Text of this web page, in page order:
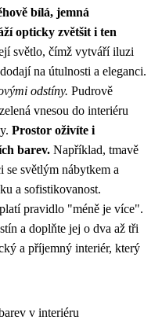
bílá, jemná
opticky zvětšit i ten
světlo, čímž vytváří iluzi
na útulnosti a eleganci.
odstíny. Pudrově
vnesou do interiéru
Prostor oživíte i
barev. Například, tmavě
se světlým nábytkem a
a sofistikovanost.
pravidlo "méně je více".
a doplňte jej o dva až tři
a příjemný interiér, který
v interiéru